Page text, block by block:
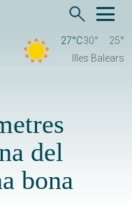
27°C30°
25°
Illes Balears
del
bona